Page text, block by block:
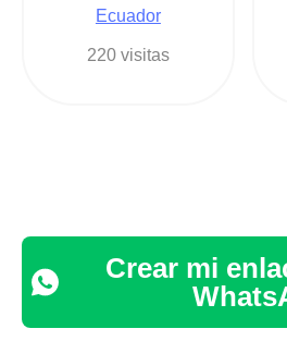
Ecuador
220 visitas
Crear mi